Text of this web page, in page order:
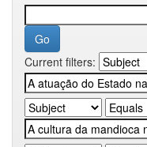
Current filters: